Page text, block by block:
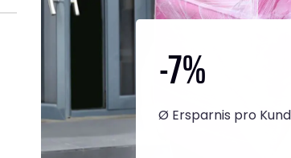
-7%
Ø Ersparnis pro